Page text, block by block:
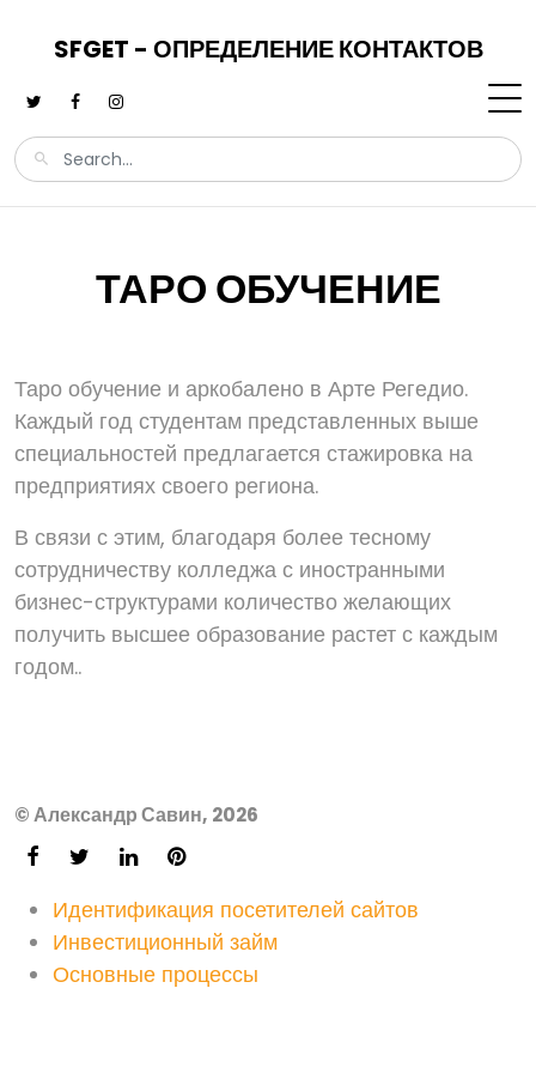
SFGET - ОПРЕДЕЛЕНИЕ КОНТАКТОВ
ТАРО ОБУЧЕНИЕ
Таро обучение и аркобалено в Арте Регедио.
Каждый год студентам представленных выше
специальностей предлагается стажировка на
предприятиях своего региона.
В связи с этим, благодаря более тесному
сотрудничеству колледжа с иностранными
бизнес-структурами количество желающих
получить высшее образование растет с каждым
годом..
© Александр Савин, 2026
Идентификация посетителей сайтов
Инвестиционный займ
Основные процессы